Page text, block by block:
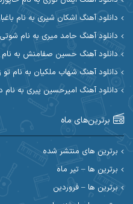
آیت احمدنژاد
ابراهیم شمس
ابی حسینی
احسان آیینفر
احسان امیدوار
احسان حیدری
احسان رمضانی
دانلود آهنگ اشکان شیری به نام
دانلود آهنگ حامد میری به نام
دانلود آهنگ حسین صفامنش به نام
دانلود آهنگ شهاب ملکیان به نام تو
دانلود آهنگ امیرحسین پیری به نام
برترین‌های ماه
برترین های منتشر شده
برترین ها – تیر ماه
برترین ها – فروردین